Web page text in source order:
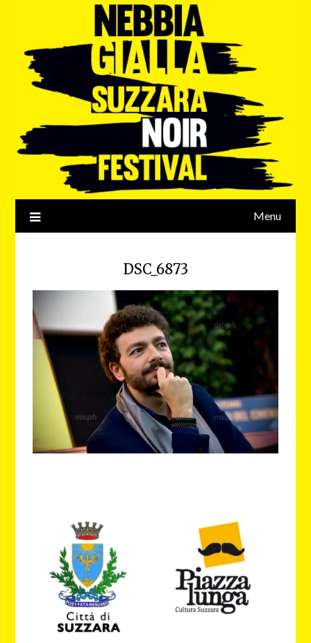
Menu
DSC_6873